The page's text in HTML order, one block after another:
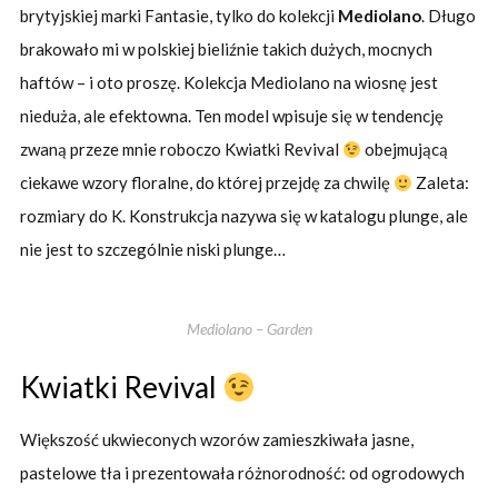
brytyjskiej marki Fantasie, tylko do kolekcji Mediolano. Długo
brakowało mi w polskiej bieliźnie takich dużych, mocnych
haftów – i oto proszę. Kolekcja Mediolano na wiosnę jest
nieduża, ale efektowna. Ten model wpisuje się w tendencję
zwaną przeze mnie roboczo Kwiatki Revival
obejmującą
ciekawe wzory floralne, do której przejdę za chwilę
Zaleta:
rozmiary do K. Konstrukcja nazywa się w katalogu plunge, ale
nie jest to szczególnie niski plunge…
Mediolano – Garden
Kwiatki Revival
Większość ukwieconych wzorów zamieszkiwała jasne,
pastelowe tła i prezentowała różnorodność: od ogrodowych